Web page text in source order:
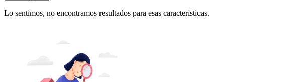
Lo sentimos, no encontramos resultados para esas características.